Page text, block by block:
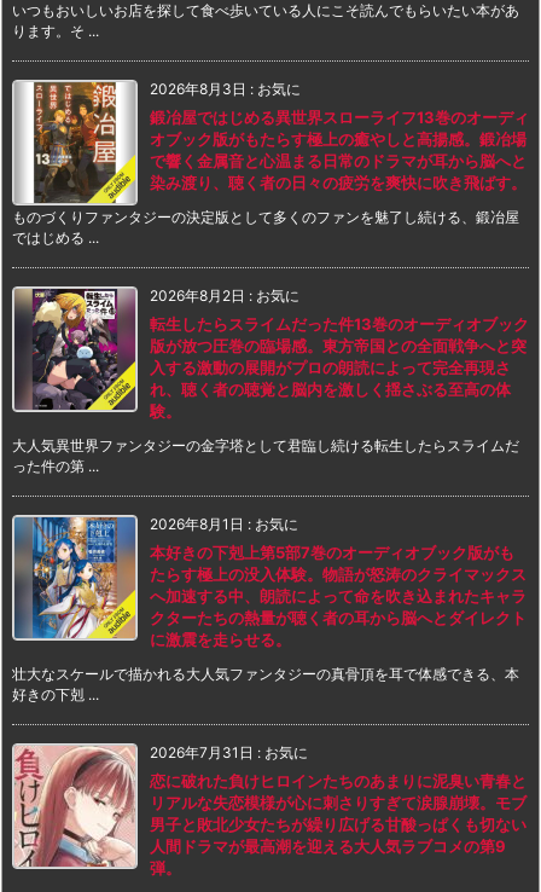
いつもおいしいお店を探して食べ歩いている人にこそ読んでもらいたい本があ
ります。そ ...
2026年8月3日 : お気に
鍛冶屋ではじめる異世界スローライフ13巻のオーディ
オブック版がもたらす極上の癒やしと高揚感。鍛冶場
で響く金属音と心温まる日常のドラマが耳から脳へと
染み渡り、聴く者の日々の疲労を爽快に吹き飛ばす。
ものづくりファンタジーの決定版として多くのファンを魅了し続ける、鍛冶屋
ではじめる ...
2026年8月2日 : お気に
転生したらスライムだった件13巻のオーディオブック
版が放つ圧巻の臨場感。東方帝国との全面戦争へと突
入する激動の展開がプロの朗読によって完全再現さ
れ、聴く者の聴覚と脳内を激しく揺さぶる至高の体
験。
大人気異世界ファンタジーの金字塔として君臨し続ける転生したらスライムだ
った件の第 ...
2026年8月1日 : お気に
本好きの下剋上第5部7巻のオーディオブック版がも
たらす極上の没入体験。物語が怒涛のクライマックス
へ加速する中、朗読によって命を吹き込まれたキャラ
クターたちの熱量が聴く者の耳から脳へとダイレクト
に激震を走らせる。
壮大なスケールで描かれる大人気ファンタジーの真骨頂を耳で体感できる、本
好きの下剋 ...
2026年7月31日 : お気に
恋に破れた負けヒロインたちのあまりに泥臭い青春と
リアルな失恋模様が心に刺さりすぎて涙腺崩壊。モブ
男子と敗北少女たちが繰り広げる甘酸っぱくも切ない
人間ドラマが最高潮を迎える大人気ラブコメの第9
弾。